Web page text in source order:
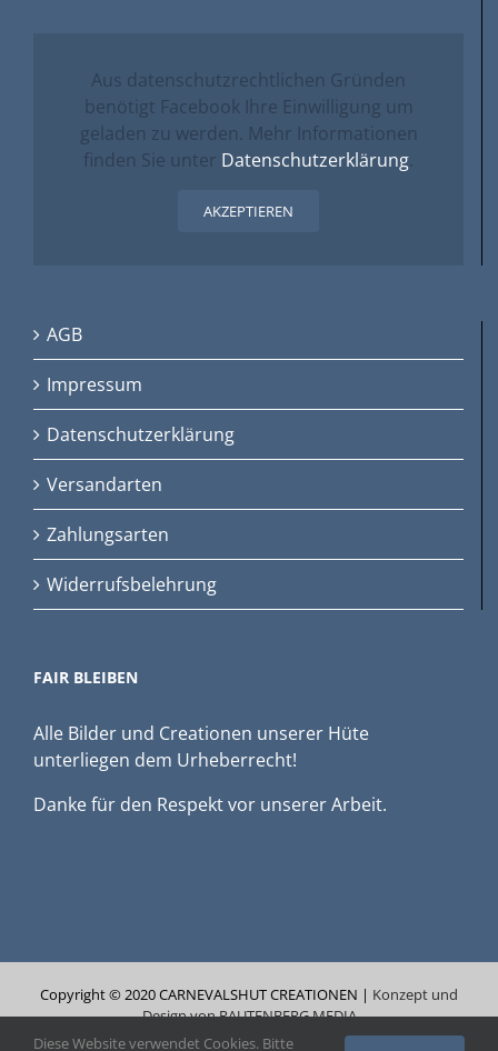
Aus datenschutzrechtlichen Gründen
benötigt Facebook Ihre Einwilligung um
geladen zu werden. Mehr Informationen
finden Sie unter Datenschutzerklärung.
AKZEPTIEREN
AGB
Impressum
Datenschutzerklärung
Versandarten
Zahlungsarten
Widerrufsbelehrung
FAIR BLEIBEN
Alle Bilder und Creationen unserer Hüte
unterliegen dem Urheberrecht!
Danke für den Respekt vor unserer Arbeit.
Copyright © 2020 CARNEVALSHUT CREATIONEN | Konzept und
Design von RAUTENBERG MEDIA
Diese Website verwendet Cookies. Bitte